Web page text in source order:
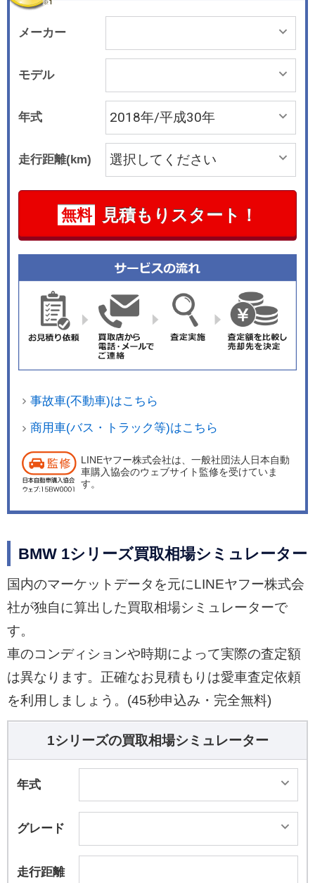
備を充実させた。また初登場となる「140i エディ
ションシャドウ」は3.0リッター直列6気筒BMW
Mパフォーマンスツインパワーターボエンジンを
搭載するM140iをベースに、オービットグレーの1
8インチ アロイホイールやレザーシートなどを採
用した。 「ファッショニスタ」は、オイスター色
のシートによる温かみのある明るいインテリアに
加えて、リアビューカメラやストップ&amp;ゴー
機能付きアクティブクルーズコントロールなど、
安全性と快適性をサポートする機能を採用した。
2019年1月1日には価格改定を実施した。
メーカー
モデル
年式
走行距離(km)
無料 見積もりスタート！
事故車(不動車)はこちら
商用車(バス・トラック等)はこちら
LINEヤフー株式会社は、一般社団法人日本自動
車購入協会のウェブサイト監修を受けていま
す。
BMW 1シリーズ買取相場シミュレーター
国内のマーケットデータを元にLINEヤフー株式会
社が独自に算出した買取相場シミュレーターで
す。
車のコンディションや時期によって実際の査定額
は異なります。正確なお見積もりは愛車査定依頼
を利用しましょう。(45秒申込み・完全無料)
1シリーズの買取相場シミュレーター
年式
グレード
走行距離